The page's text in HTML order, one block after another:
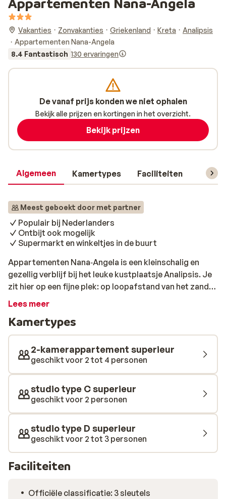
Vakanties Zonvakanties Griekenland Kreta
Analipsis
Appartementen Nana-Angela
8.4 Fantastisch 130 ervaringen
Algemeen Kamertypes Faciliteiten
Meest geboekt door met partner
Populair bij Nederlanders
Ontbijt ook mogelijk
Supermarkt en winkeltjes in de buurt
Appartementen Nana‑Angela is een kleinschalig en
gezellig verblijf bij het leuke kustplaatsje Analipsis. Je
zit hier op een fijne plek: op loopafstand van het zand-
en kiezelstrand, met taverna’s, winkels en een
studio of 2-kamerappartement met een lichte
inrichting, een balkon of terras en een praktische
kitchenette. Alles is aanwezig voor een ontspannen
verblijf met een echt thuisgevoel. De appartementen
liggen rondom de tuin en het zwembad, waardoor je
direct in de vakantiestemming komt. Bij het zwembad
staan ligbedden en parasols maar ook de gezellige bar
van Nikos en Angela. Overdag is het heerlijk toeven in
avond wandel je zo naar het centrum van Analipsis,
waar je volop keuze hebt uit sfeervolle restaurantjes.
de bar is het ontdekken waard. Analipsis ligt op korte
de noordkust van Kreta. Alles is binnen handbereik voor
Lees meer
Kamertypes
2-kamerappartement superieur
geschikt voor 2 tot 4 personen
studio type C superieur
geschikt voor 2 personen
studio type D superieur
geschikt voor 2 tot 3 personen
Faciliteiten
Officiële classificatie: 3 sleutels
De vanaf prijs konden we niet ophalen
Bekijk alle prijzen en kortingen in het overzicht.
Bekijk prijzen